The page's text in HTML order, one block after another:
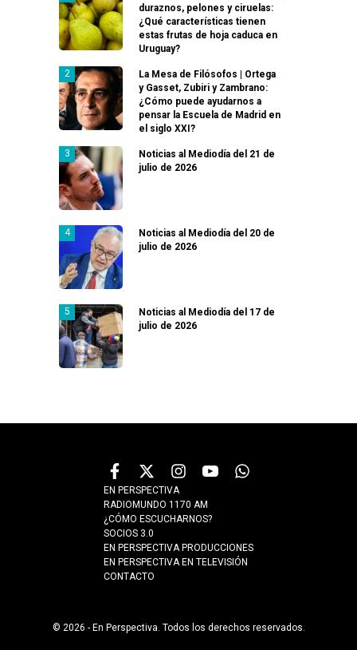
duraznos, pelones y ciruelas:
¿Qué características tienen
estas frutas de hoja caduca en
Uruguay?
La Mesa de Filósofos | Ortega
y Gasset, Zubiri y Zambrano:
¿Cómo puede ayudarnos a
pensar la Escuela de Madrid en
el siglo XXI?
Noticias al Mediodía del 21 de
julio de 2026
Noticias al Mediodía del 20 de
julio de 2026
Noticias al Mediodía del 17 de
julio de 2026
EN PERSPECTIVA
RADIOMUNDO 1170 AM
¿CÓMO ESCUCHARNOS?
SOCIOS 3.0
EN PERSPECTIVA PRODUCCIONES
EN PERSPECTIVA EN TELEVISIÓN
CONTACTO
© 2026 - En Perspectiva. Todos los derechos reservados.